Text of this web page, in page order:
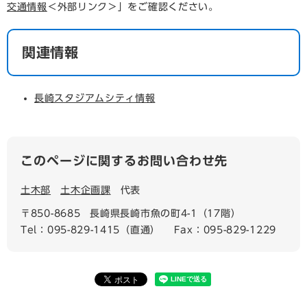
交通情報 ＜外部リンク＞ 」をご確認ください。
関連情報
長崎スタジアムシティ情報
このページに関するお問い合わせ先
土木部 土木企画課 代表
〒850-8685
長崎県長崎市魚の町4-1（17階）
Tel：095-829-1415（直通）
Fax：095-829-1229